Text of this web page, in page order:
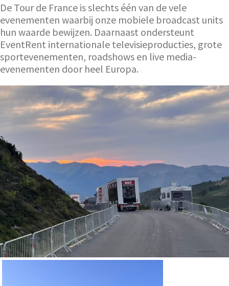
De Tour de France is slechts één van de vele
evenementen waarbij onze mobiele broadcast units
hun waarde bewijzen. Daarnaast ondersteunt
EventRent internationale televisieproducties, grote
sportevenementen, roadshows en live media-
evenementen door heel Europa.